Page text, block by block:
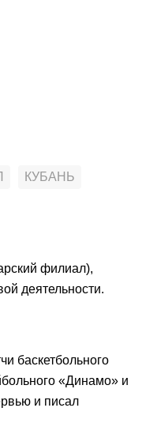
КУБАНЬ
филиал),
деятельности.
баскетбольного
«Динамо» и
и писал